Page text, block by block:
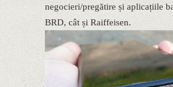
negocieri/pregătire și aplicațiile
BRD, cât și Raiffeisen.